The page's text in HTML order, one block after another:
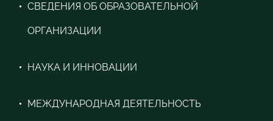
СВЕДЕНИЯ ОБ ОБРАЗОВАТЕЛЬНОЙ
ОРГАНИЗАЦИИ
НАУКА И ИННОВАЦИИ
МЕЖДУНАРОДНАЯ ДЕЯТЕЛЬНОСТЬ